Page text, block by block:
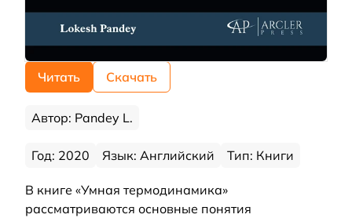
Читать Скачать
Автор: Pandey L.
Год: 2020 Язык: Английский Тип: Книги
В книге «Умная термодинамика»
рассматриваются основные понятия